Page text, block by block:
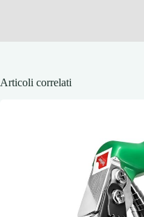
Articoli correlati